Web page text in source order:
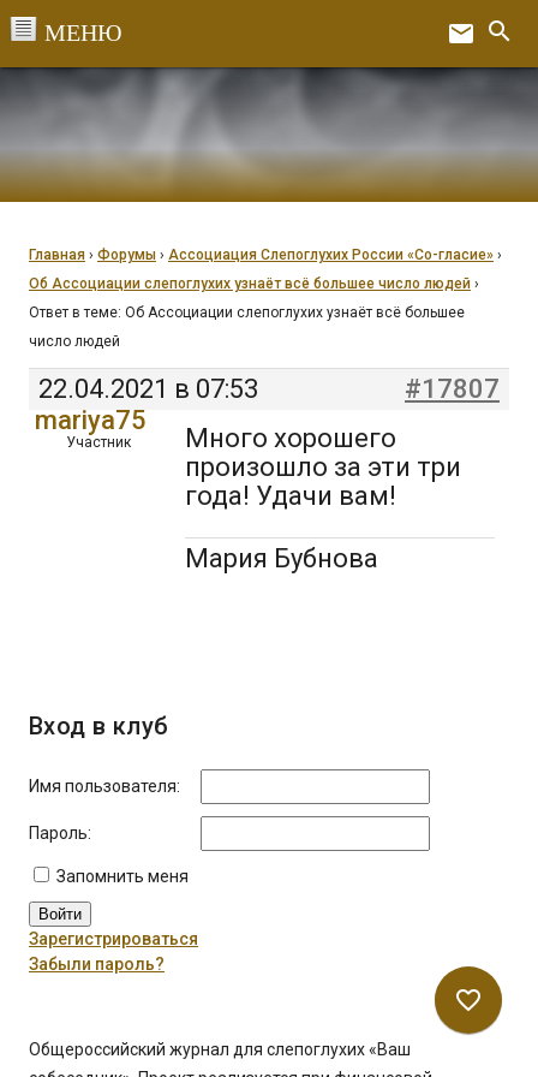
email search
Главная › Форумы › Ассоциация Слепоглухих России «Со-гласие» ›
Об Ассоциации слепоглухих узнаёт всё большее число людей ›
Ответ в теме: Об Ассоциации слепоглухих узнаёт всё большее
число людей
22.04.2021 в 07:53
#17807
mariya75
Участник
Много хорошего
произошло за эти три
года! Удачи вам!
Мария Бубнова
Вход в клуб
Имя пользователя:
Пароль:
Запомнить меня
Войти
Зарегистрироваться
Забыли пароль?
Общероссийский журнал для слепоглухих «Ваш
favorite_border